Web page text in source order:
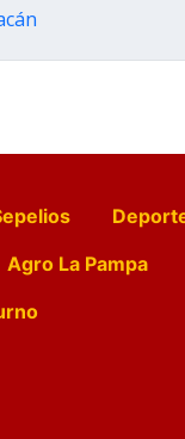
Agro La Pampa